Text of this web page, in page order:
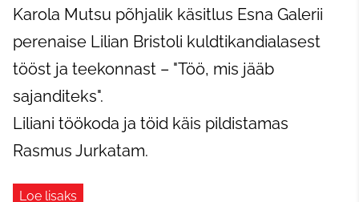
Karola Mutsu põhjalik käsitlus Esna Galerii
perenaise Lilian Bristoli kuldtikandialasest
tööst ja teekonnast – "Töö, mis jääb
sajanditeks".
Liliani töökoda ja töid käis pildistamas
Rasmus Jurkatam.
Loe lisaks